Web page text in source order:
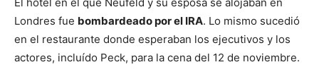
Londres fue bombardeado por el IRA. Lo mismo sucedió
en el restaurante donde esperaban los ejecutivos y los
actores, incluído Peck, para la cena del 12 de noviembre.